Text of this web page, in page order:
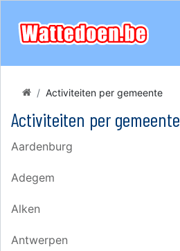
Activiteiten per gemeente
Activiteiten per gemeente
Aardenburg
Adegem
Alken
Antwerpen